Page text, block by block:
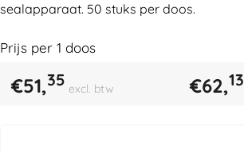
sealapparaat. 50 stuks per doos.
Prijs per 1 doos
€51,35 excl. btw €62,13